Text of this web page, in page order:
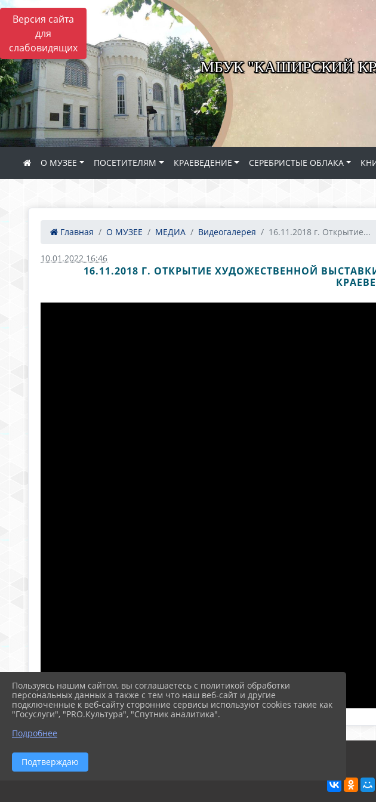
Версия сайта
для
слабовидящих
МБУК "КАШИРСКИЙ
О МУЗЕЕ ПОСЕТИТЕЛЯМ КРАЕВЕДЕНИЕ СЕРЕБРИСТЫЕ ОБЛАКА
Главная О МУЗЕЕ МЕДИА Видеогалерея 16.11.2018 г. Открытие...
10.01.2022 16:46
16.11.2018 Г. ОТКРЫТИЕ ХУДОЖЕСТВЕННОЙ
Пользуясь нашим сайтом, вы соглашаетесь с политикой обработки
персональных данных а также с тем что наш веб-сайт и другие
подключенные к веб-сайту сторонние сервисы используют cookies такие как
"Госуслуги", "PRO.Культура", "Спутник аналитика".
Подробнее
Подтверждаю